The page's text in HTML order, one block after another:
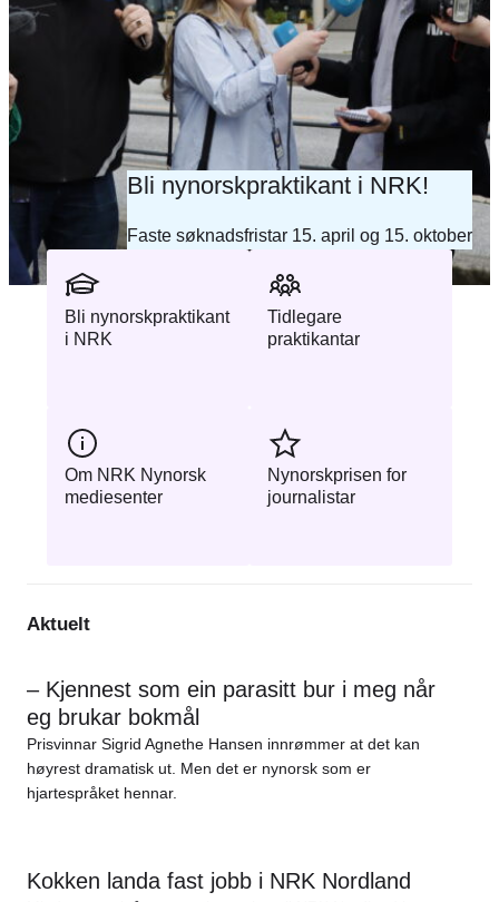
Bli nynorskpraktikant i NRK!
Faste søknadsfristar 15. april og 15. oktober
Bli nynorskpraktikant
i NRK
Tidlegare
praktikantar
Om NRK Nynorsk
mediesenter
Nynorskprisen for
journalistar
Aktuelt
– Kjennest som ein parasitt bur i meg når
eg brukar bokmål
Prisvinnar Sigrid Agnethe Hansen innrømmer at det kan
høyrest dramatisk ut. Men det er nynorsk som er
hjartespråket hennar.
Kokken landa fast jobb i NRK Nordland